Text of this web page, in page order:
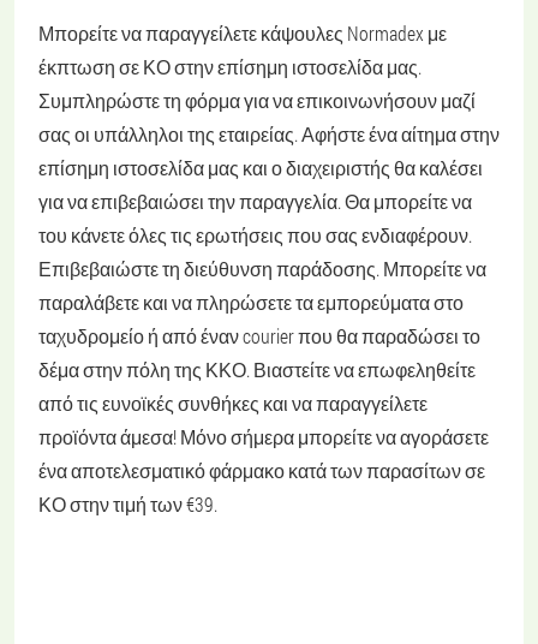
Μπορείτε να παραγγείλετε κάψουλες Normadex με
έκπτωση σε ΚΟ στην επίσημη ιστοσελίδα μας.
Συμπληρώστε τη φόρμα για να επικοινωνήσουν μαζί
σας οι υπάλληλοι της εταιρείας. Αφήστε ένα αίτημα στην
επίσημη ιστοσελίδα μας και ο διαχειριστής θα καλέσει
για να επιβεβαιώσει την παραγγελία. Θα μπορείτε να
του κάνετε όλες τις ερωτήσεις που σας ενδιαφέρουν.
Επιβεβαιώστε τη διεύθυνση παράδοσης. Μπορείτε να
παραλάβετε και να πληρώσετε τα εμπορεύματα στο
ταχυδρομείο ή από έναν courier που θα παραδώσει το
δέμα στην πόλη της ΚΚΟ. Βιαστείτε να επωφεληθείτε
από τις ευνοϊκές συνθήκες και να παραγγείλετε
προϊόντα άμεσα! Μόνο σήμερα μπορείτε να αγοράσετε
ένα αποτελεσματικό φάρμακο κατά των παρασίτων σε
ΚΟ στην τιμή των €39.